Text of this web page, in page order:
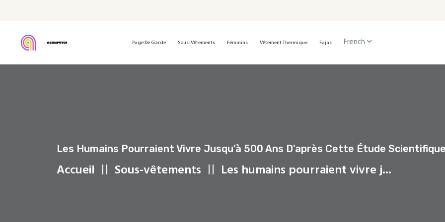
Page De Garde Sous-Vêtements Féminins Vêtement Thermique Fajas French
Les Humains Pourraient Vivre Jusqu'à 500 Ans D'après Cette Étude
Accueil Sous-vêtements Les humains pourraient vivre j...